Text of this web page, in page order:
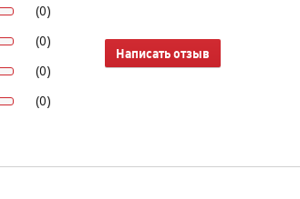
(0)
(0)
(0)
(0)
Написать отзыв